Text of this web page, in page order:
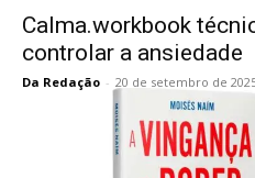
Calma.workbook
controlar a ansiedade
Da Redação - 20 de setembro de